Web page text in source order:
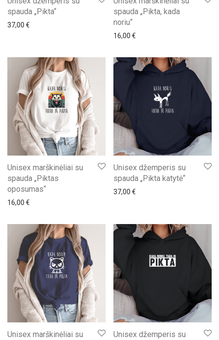
spauda „Pikta“
37,00 €
spauda „Pikta, kada
noriu“
16,00 €
Unisex marškinėliai su
spauda „Piktas
oposumas“
16,00 €
Unisex džemperis su
spauda „Pikta katytė“
37,00 €
Unisex marškinėliai su
Unisex džemperis su